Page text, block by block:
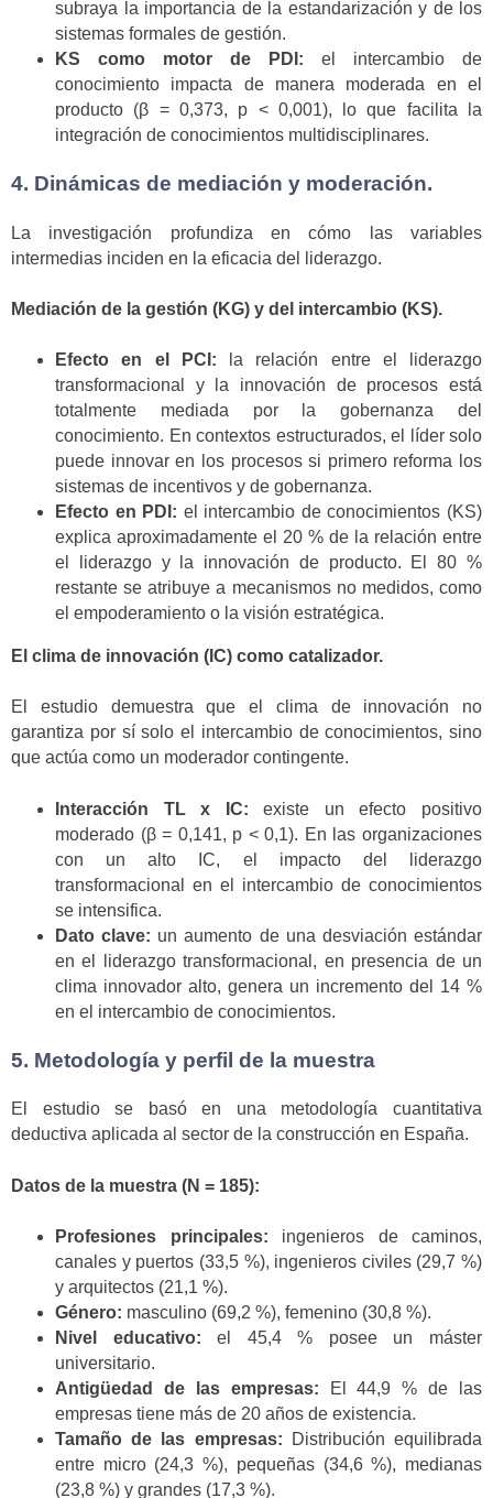
subraya la importancia de la estandarización y de los
sistemas formales de gestión.
KS como motor de PDI: el intercambio de
conocimiento impacta de manera moderada en el
producto (β = 0,373, p < 0,001), lo que facilita la
integración de conocimientos multidisciplinares.
4. Dinámicas de mediación y moderación.
La investigación profundiza en cómo las variables
intermedias inciden en la eficacia del liderazgo.
Mediación de la gestión (KG) y del intercambio (KS).
Efecto en el PCI: la relación entre el liderazgo
transformacional y la innovación de procesos está
totalmente mediada por la gobernanza del
conocimiento. En contextos estructurados, el líder solo
puede innovar en los procesos si primero reforma los
sistemas de incentivos y de gobernanza.
Efecto en PDI: el intercambio de conocimientos (KS)
explica aproximadamente el 20 % de la relación entre
el liderazgo y la innovación de producto. El 80 %
restante se atribuye a mecanismos no medidos, como
el empoderamiento o la visión estratégica.
El clima de innovación (IC) como catalizador.
El estudio demuestra que el clima de innovación no
garantiza por sí solo el intercambio de conocimientos, sino
que actúa como un moderador contingente.
Interacción TL x IC: existe un efecto positivo
moderado (β = 0,141, p < 0,1). En las organizaciones
con un alto IC, el impacto del liderazgo
transformacional en el intercambio de conocimientos
se intensifica.
Dato clave: un aumento de una desviación estándar
en el liderazgo transformacional, en presencia de un
clima innovador alto, genera un incremento del 14 %
en el intercambio de conocimientos.
5. Metodología y perfil de la muestra
El estudio se basó en una metodología cuantitativa
deductiva aplicada al sector de la construcción en España.
Datos de la muestra (N = 185):
Profesiones principales: ingenieros de caminos,
canales y puertos (33,5 %), ingenieros civiles (29,7 %)
y arquitectos (21,1 %).
Género: masculino (69,2 %), femenino (30,8 %).
Nivel educativo: el 45,4 % posee un máster
universitario.
Antigüedad de las empresas: El 44,9 % de las
empresas tiene más de 20 años de existencia.
Tamaño de las empresas: Distribución equilibrada
entre micro (24,3 %), pequeñas (34,6 %), medianas
(23,8 %) y grandes (17,3 %).